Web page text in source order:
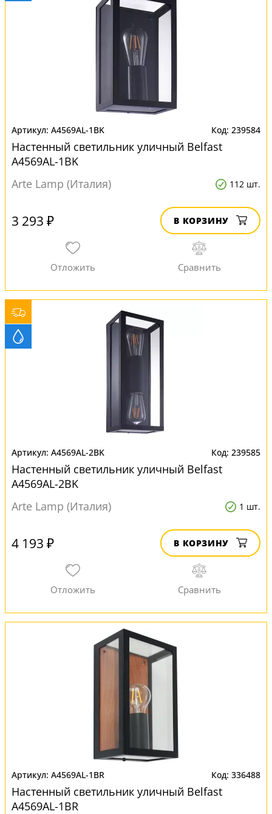
A4569AL-1BK 239584
Настенный светильник уличный Belfast
A4569AL-1BK
Arte Lamp (Италия)
112 шт.
3 293 ₽ В КОРЗИНУ
A4569AL-2BK 239585
Настенный светильник уличный Belfast
A4569AL-2BK
Arte Lamp (Италия)
1 шт.
4 193 ₽ В КОРЗИНУ
A4569AL-1BR 336488
Настенный светильник уличный Belfast
A4569AL-1BR